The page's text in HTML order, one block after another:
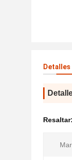
Resaltar: